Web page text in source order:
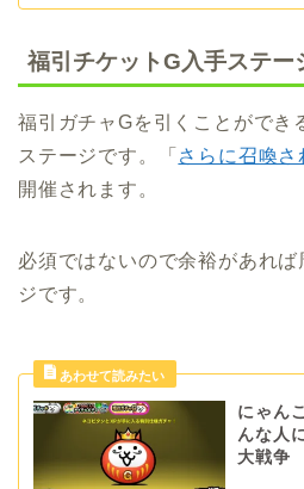
福引チケットG入手ステー
福引ガチャGを引くことができ
ステージです。「 さらに召喚さ
開催されます。
必須ではないので余裕があれ
ジです。
にゃん
んな人
大戦争